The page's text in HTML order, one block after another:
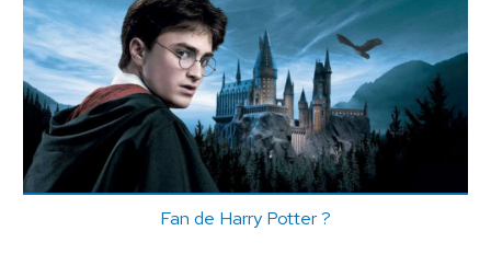
Fan de Harry Potter ?